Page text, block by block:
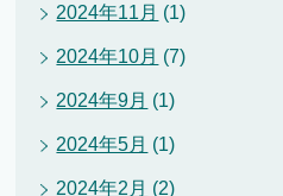
2024年11月 (1)
2024年10月 (7)
2024年9月 (1)
2024年5月 (1)
2024年2月 (2)